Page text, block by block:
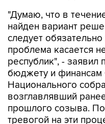
"Думаю, что в
найден вариант
следует обязательно
проблема касается
республик", - заявил
бюджету и финансам
Национального
возглавлявший
прошлого созыва.
тревогой на эти